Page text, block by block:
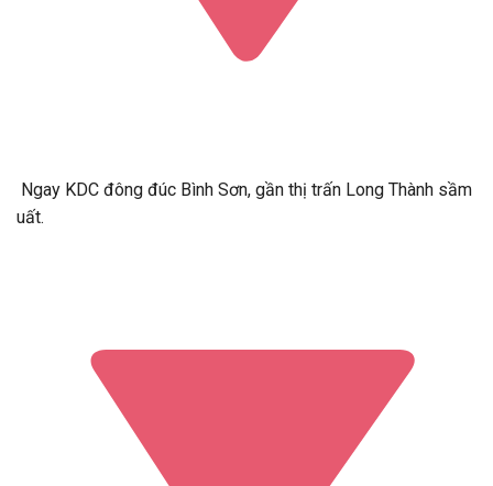
Ngay KDC đông đúc Bình Sơn, gần thị trấn Long Thành sầm
uất.